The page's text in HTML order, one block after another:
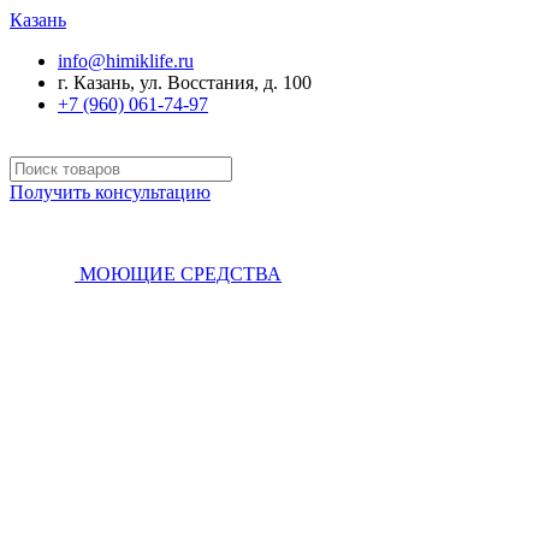
Казань
info@himiklife.ru
г. Казань, ул. Восстания, д. 100
+7 (960) 061-74-97
Получить консультацию
МОЮЩИЕ СРЕДСТВА